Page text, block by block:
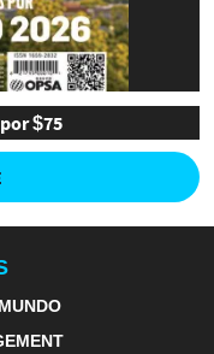
$75